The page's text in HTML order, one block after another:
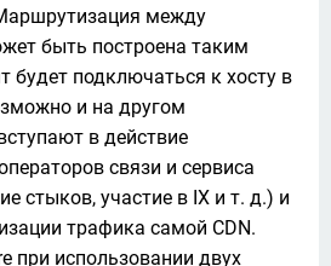
между
быть построена таким
будет подключаться к хосту в
и на другом
в действие
связи и сервиса
стыков, участие в IX и т. д.) и
трафика самой CDN.
при использовании двух